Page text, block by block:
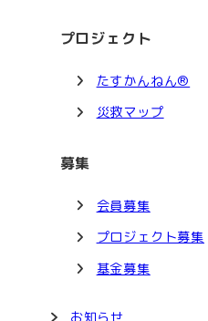
プロジェクト
たすかんねん®
災救マップ
募集
会員募集
プロジェクト募集
基金募集